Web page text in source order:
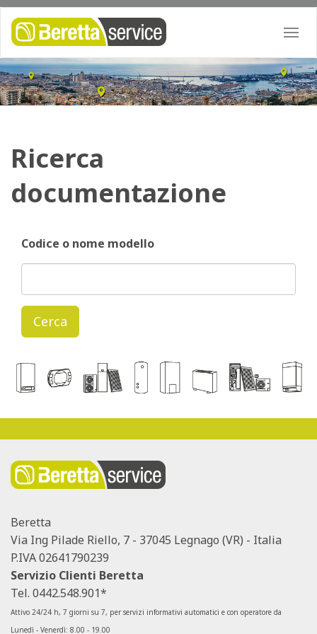
Ricerca
documentazione
Codice o nome modello
Cerca
Beretta
Via Ing Pilade Riello, 7 - 37045 Legnago (VR) - Italia
P.IVA 02641790239
Servizio Clienti Beretta
Tel. 0442.548.901*
Attivo 24/24 h, 7 giorni su 7, per servizi informativi automatici e con operatore da
Lunedì - Venerdì: 8.00 - 19.00